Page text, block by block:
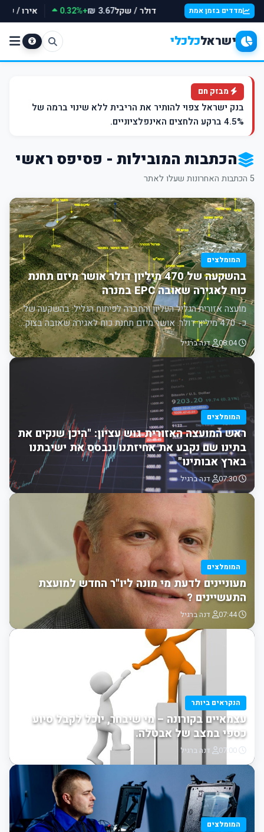
מדדים בזמן אמת דולר / שקל3.67 ₪
+0.32% אירו /
ישראלכלכלי
מבזק חם
בנק ישראל צפוי להותיר את הריבית ללא שינוי ברמה של
4.5% ברקע הלחצים האינפלציוניים.
הכתבות המובילות - פסיפס ראשי
5 הכתבות האחרונות שעלו לאתר
המומלצים
בהשקעה של 470 מיליון דולר אושר מיזם תחנת
כוח לאגירה שאובה EPC במנרה
מועצה אזורית הגליל העליון והחברה לפיתוח הגליל: בהשקעה של
כ- 470 מיליון דולר. אושר מיזם תחנת כוח לאגירה שאובה בצוק…
08:04 דנה ברגיל
המומלצים
ראש המועצה האזורית גוש עציון: "היכן שנקים את
בתינו שם נקבע את אחיזתנו ונבסס את ישיבתנו
בארץ אבותינו"
07:30 דנה ברגיל
המומלצים
מעוניינים לדעת מי מונה ליו"ר החדש למועצת
התעשיינים ?
07:44 דנה ברגיל
הנקראים ביותר
עצמאיים בקורונה – מי שיבחר, יוכל לקבל סיוע
כספי במצב של אבטלה.
דנה ברגיל
המומלצים